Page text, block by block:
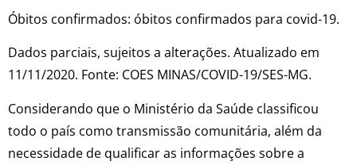
Óbitos confirmados: óbitos confirmados para covid-19.
Dados parciais, sujeitos a alterações. Atualizado em
11/11/2020. Fonte: COES MINAS/COVID-19/SES-MG.
Considerando que o Ministério da Saúde classificou
todo o país como transmissão comunitária, além da
necessidade de qualificar as informações sobre a